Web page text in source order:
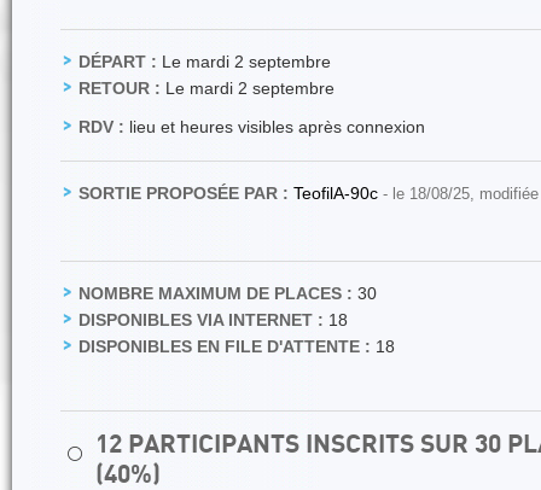
DÉPART : Le mardi 2 septembre
RETOUR : Le mardi 2 septembre
RDV : lieu et heures visibles après connexion
SORTIE PROPOSÉE PAR : TeofilA-90c - le 18/08/25,
NOMBRE MAXIMUM DE PLACES : 30
DISPONIBLES VIA INTERNET : 18
DISPONIBLES EN FILE D'ATTENTE : 18
⚪
12 PARTICIPANTS INSCRITS SUR 30
(40%)